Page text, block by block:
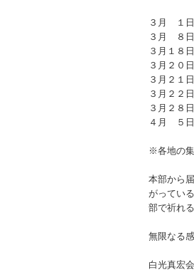
３月 １日
３月 ８日
３月１８
３月２０
３月２１
３月２２
３月２８
４月 ５日
※各地の
本部から
がってい
部で祈れ
無限なる
白光真宏